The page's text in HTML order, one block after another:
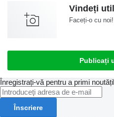
Vindeți
Faceți-o cu noi!
Publicați
Înregistrați-vă pentru a primi
Înscriere